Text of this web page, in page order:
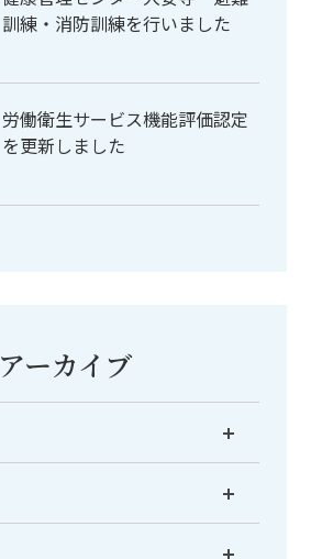
訓練・消防訓練を行いました
労働衛生サービス機能評価認定
を更新しました
アーカイブ